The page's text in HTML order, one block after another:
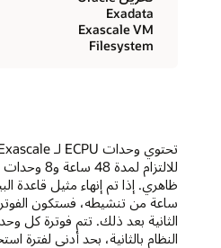
Exadata
Exascale VM
Filesystem
النظام بالثانية، بحد أدنى لفترة